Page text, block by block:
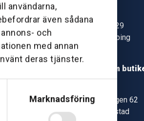
användarna,
även sådana
och
med annan
deras tjänster.
Marknadsföring
Jönköping
Kämpevägen 29
553 02 Jönköping
Hitta hit
Läs mer om
Storegårdsvägen 62
542 35 Mariestad